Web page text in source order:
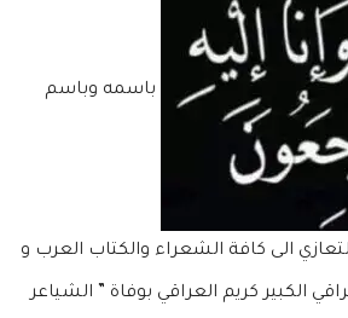
باسمه وباسم
الى كافة الشعراء والكتاب العرب و
الكبير كريم العراقي بوفاة ” الشياعر